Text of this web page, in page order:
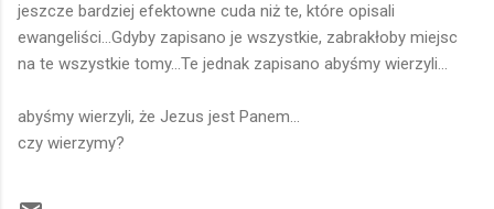
jeszcze bardziej efektowne cuda niż te, które opisali
ewangeliści...Gdyby zapisano je wszystkie, zabrakłoby miejsc
na te wszystkie tomy...Te jednak zapisano abyśmy wierzyli...
abyśmy wierzyli, że Jezus jest Panem...
czy wierzymy?